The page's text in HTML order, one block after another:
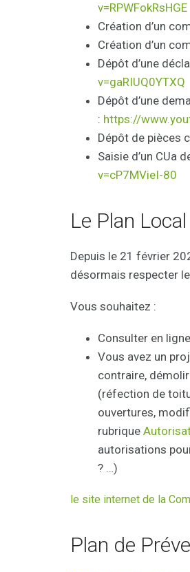
v=RPWFokRsHGE
Création d’un
Création d’un
Dépôt d’une
v=gaRIUQ0YTXQ
Dépôt d’une
: https://
Dépôt de pièces
Saisie d’un CUa
v=cP7MVieI-80
Le Plan
Depuis le 21 février
désormais respecter
Vous souhaitez :
Consulter en
Vous avez un
contraire,
(réfection de
ouvertures,
rubrique
autorisations
? …)
le site internet de la
Plan de